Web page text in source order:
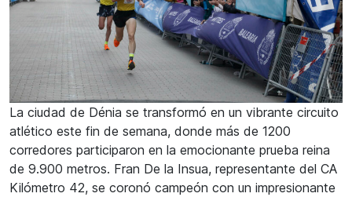
La ciudad de Dénia se transformó en un vibrante circuito
atlético este fin de semana, donde más de 1200
corredores participaron en la emocionante prueba reina
de 9.900 metros. Fran De la Insua, representante del CA
Kilómetro 42, se coronó campeón con un impresionante